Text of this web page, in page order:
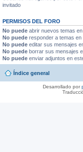
invitado
PERMISOS DEL FORO
No puede abrir nuevos temas
No puede responder a temas en
No puede editar sus mensajes
No puede borrar sus mensajes
No puede enviar adjuntos en
Índice general
Desarrollado por